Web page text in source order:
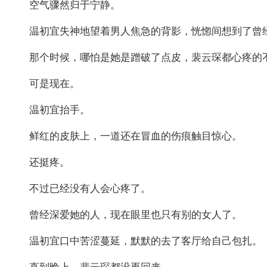
空气骤然归于宁静。
温初宜失神地望着男人焦急的背影，恍惚间想到了曾
那个时候，哪怕是她是蹭破了点皮，裴云琛都心疼的
可是现在。
温初宜抬手。
鲜红的皮肤上，一道还在冒血的伤痕触目惊心。
还挺疼。
不过已经没有人会心疼了。
曾经深爱她的人，现在眼里也只有别的女人了。
温初宜口中苦涩蔓延，默默的去了客厅给自己包扎。